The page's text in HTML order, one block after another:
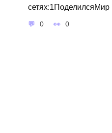
сетях:1ПоделилсяМир
0 0